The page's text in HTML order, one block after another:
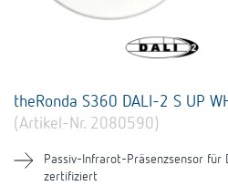
theRonda S360 DALI-2 S UP
(Artikel-Nr. 2080590)
Passiv-Infrarot-Präsenzsensor für
zertifiziert